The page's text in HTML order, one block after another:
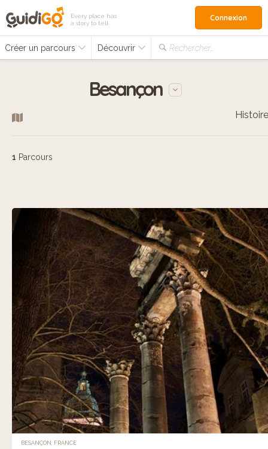
Every place has
a story to tell
Créer un parcours Découvrir Rechercher…
Connexion
Besançon
Histoire
1 Parcours
BESANÇON, FRANCE